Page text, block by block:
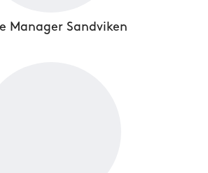
Manager Sandviken